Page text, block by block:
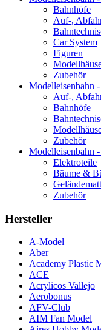
Bahnhöfe
Auf-,
Car System
Figuren
Zubehör
Modelleisenbahn
Auf-,
Bahnhöfe
Zubehör
Modelleisenbahn
Elektroteile
Bäume &
Zubehör
Hersteller
A-Model
Aber
Academy Plastic
ACE
Acrylicos Vallejo
Aerobonus
AFV-Club
AIM Fan Model